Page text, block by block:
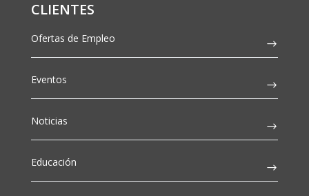
CLIENTES
Ofertas de Empleo
Eventos
Noticias
Educación